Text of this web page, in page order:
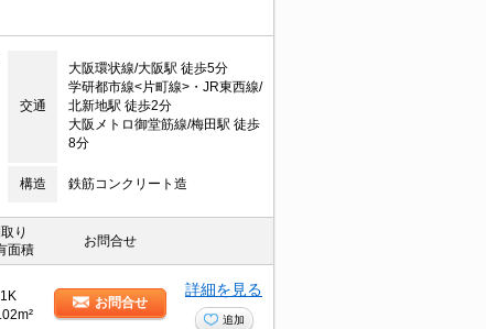
交通
大阪環状線/大阪駅 徒歩5分
学研都市線<片町線>・JR東西線/
北新地駅 徒歩2分
大阪メトロ御堂筋線/梅田駅 徒歩
8分
構造 鉄筋コンクリート造
り
面積
お問合せ
1K
お問合せ
詳細を見る
追加